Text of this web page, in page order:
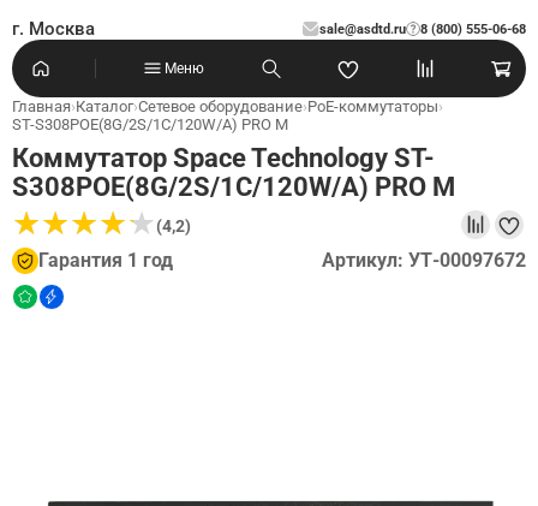
г. Москва sale@asdtd.ru 8 (800) 555-06-68
?
Меню
Главная›Каталог›Сетевое оборудование›PoE-коммутаторы›
ST-S308POE(8G/2S/1C/120W/A) PRO M
Коммутатор Space Technology ST-
S308POE(8G/2S/1C/120W/A) PRO M
★★★★★
★★★★★(4,2)
Гарантия 1 год Артикул: УТ-00097672